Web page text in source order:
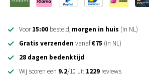
Voor15:00 besteld, morgen in huis (in NL)
Gratis verzenden vanaf€75 (in NL)
28 dagen bedenktijd
Wij scoren een 9.2/10 uit 1229 reviews